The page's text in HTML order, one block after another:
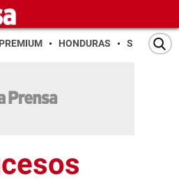
PREMIUM HONDURAS SAN PEDRO